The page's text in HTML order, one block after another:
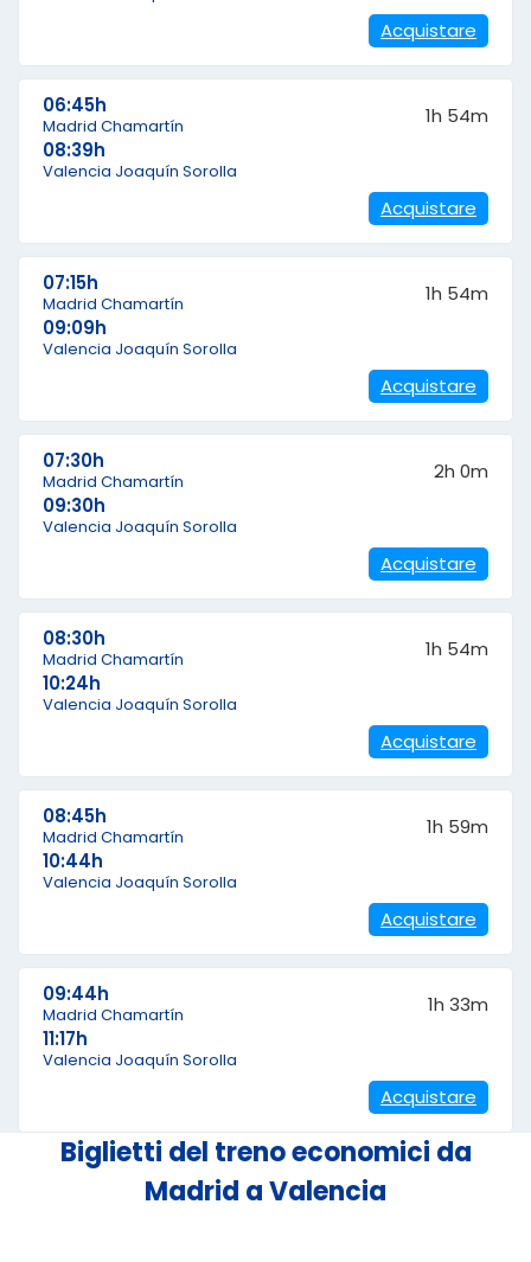
Acquistare
06:45h
Madrid Chamartín
08:39h
Valencia Joaquín Sorolla
1h 54m
Acquistare
07:15h
Madrid Chamartín
09:09h
Valencia Joaquín Sorolla
1h 54m
Acquistare
07:30h
Madrid Chamartín
09:30h
Valencia Joaquín Sorolla
2h 0m
Acquistare
08:30h
Madrid Chamartín
10:24h
Valencia Joaquín Sorolla
1h 54m
Acquistare
08:45h
Madrid Chamartín
10:44h
Valencia Joaquín Sorolla
1h 59m
Acquistare
09:44h
Madrid Chamartín
11:17h
Valencia Joaquín Sorolla
1h 33m
Acquistare
Biglietti del treno economici da
Madrid a Valencia